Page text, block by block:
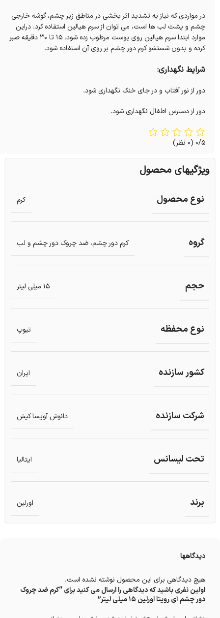
در مواردی که نیاز به تشدید اثر بخشی در مناطق زیر چشم، گوشه خارجی
چشم و پشت لب ها است، می توان از سرم هیالین استفاده کرد. دراین
موارد ابتدا سرم هیالین روی پوست مرطوب زده شود، 15 تا 30 دقیقه صبر
کرده و بدون شستشو کرم دور چشم بر روی آن استفاده شود.
شرایط نگهداری:
دور از نور آفتاب و در جای خنک نگهداری شود.
دور از دسترس اطفال نگهداری شود.
0/5 (0 نظر)
ویژگیهای محصول
نوع محصول کرم
گروه کرم دور چشم، ضد چروک دور چشم و لب
حجم 15 میلی لیتر
نوع محفظه تیوپ
کشور سازنده ایران
شرکت سازنده دانوش آویسا کیش
تحت لیسانس ایتالیا
برند اورلین
دیدگاهها
هیچ دیدگاهی برای این محصول نوشته نشده است.
اولین نفری باشید که دیدگاهی را ارسال می کنید برای “کرم ضد چروک
دور چشم آی رویتا اورلین 15 میلی لیتر”